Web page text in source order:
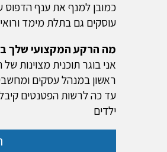
עוסקים גם בתלת מימד
מה הרקע המקצועי שלך
ילדים